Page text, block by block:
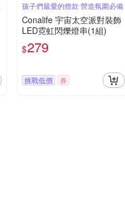
孩子們最愛的燈款 營造氛圍必備
Conalife 宇宙太空派對裝飾
LED霓虹閃爍燈串(1組)
$279
挑戰低價 券